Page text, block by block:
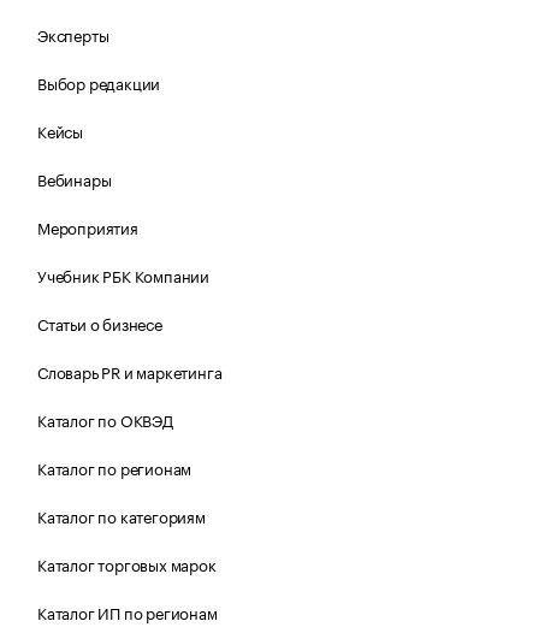
Эксперты
Выбор редакции
Кейсы
Вебинары
Мероприятия
Учебник РБК Компании
Статьи о бизнесе
Словарь PR и маркетинга
Каталог по ОКВЭД
Каталог по регионам
Каталог по категориям
Каталог торговых марок
Каталог ИП по регионам